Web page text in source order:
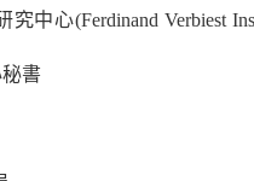
究中心(Ferdinand Verbiest
書